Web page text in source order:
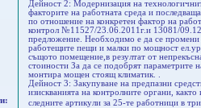
Дейност 2: Модернизация на
факторите на работната среда и
по отношение на конкретен фактор на
контрол №11527/23.06.2011г.и 13081/
предложение. Необходимо е да се промени
работещите пещи и малки по мощност
същото помещение,в резултат от
стоиности За да се подобрят параметрите
монтира мощен стоящ климатик. .
Дейност 3: Закупуване на предпазни
изискванията на контролните органи,
следните артикули за 25-те работници в